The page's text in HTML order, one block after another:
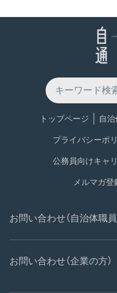
トップページ 自
プライバシーポ
公務員向けキャ
メルマガ登
お問い合わせ（自治体職員
お問い合わせ（企業の方）